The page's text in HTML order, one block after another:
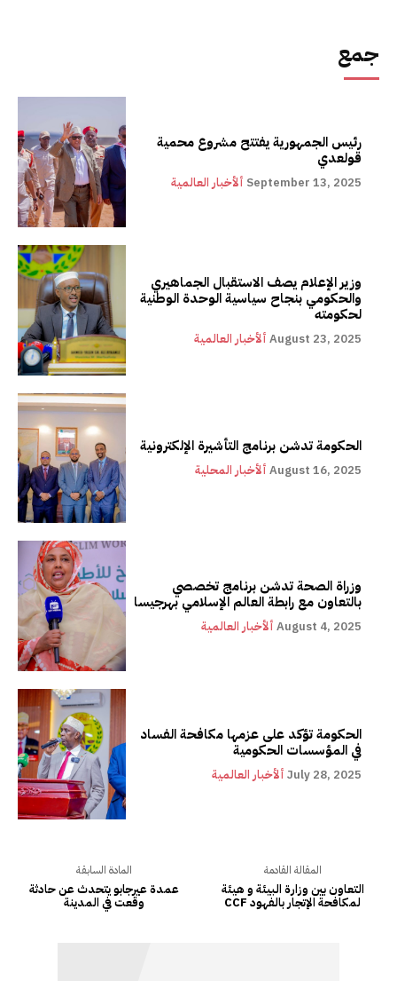
جمع
رئيس الجمهورية يفتتح مشروع محمية
قولعدي
ألأخبار العالمية September 13, 2025
وزير الإعلام يصف الاستقبال الجماهيري
والحكومي بنجاح سياسية الوحدة الوطنية
لحكومته
ألأخبار العالمية August 23, 2025
الحكومة تدشن برنامج التأشيرة الإلكترونية
ألأخبار المحلية August 16, 2025
وزراة الصحة تدشن برنامج تخصصي
بالتعاون مع رابطة العالم الإسلامي بهرجيسا
ألأخبار العالمية August 4, 2025
الحكومة تؤكد على عزمها مكافحة الفساد
في المؤسسات الحكومية
ألأخبار العالمية July 28, 2025
المادة السابقة
عمدة عيرجابو يتحدث عن حادثة
وقعت في المدينة
المقالة القادمة
التعاون بين وزارة البيئة و هيئة
CCF لمكافحة الإتجار بالفهود